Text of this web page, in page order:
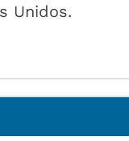
Unidos.